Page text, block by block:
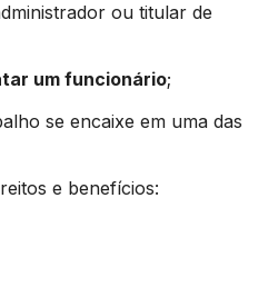
ou titular de
um funcionário;
se encaixe em uma das
e benefícios: